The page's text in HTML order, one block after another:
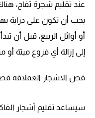
عند تقليم شجرة تفاح،
يجب أن تكون على دراية
أو أوائل الربيع، قبل أن
إلى إزالة أي فروع ميتة أو
قص الاشجار العملاقه
سيساعد تقليم أشجار